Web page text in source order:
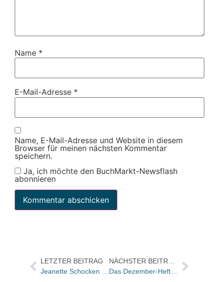
Name *
E-Mail-Adresse *
Name, E-Mail-Adresse und Website in diesem
Browser für meinen nächsten Kommentar
speichern.
Ja, ich möchte den BuchMarkt-Newsflash
abonnieren
LETZTER BEITRAG
Jeanette Schocken Preis für Péter Esterházy
NÄCHSTER BEITRAG
Das Dezember-Heft ist da!